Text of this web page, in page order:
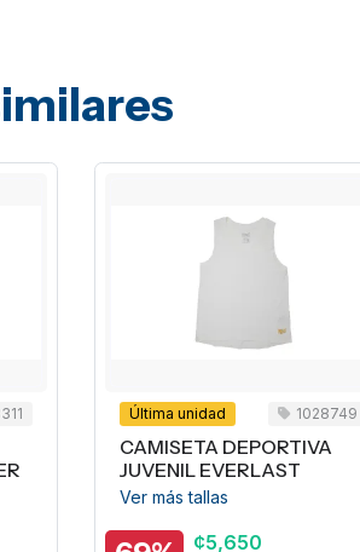
Última unidad 1028749
CAMISETA DEPORTIVA
JUVENIL EVERLAST
Ver más tallas
¢5,650